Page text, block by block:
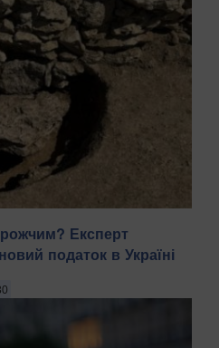
Експерт
податок в Україні